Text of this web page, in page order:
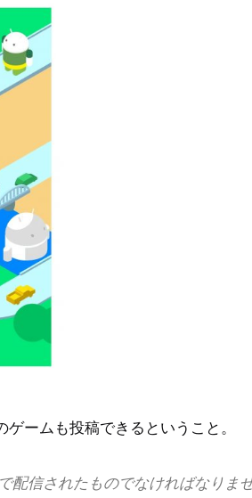
ームも投稿できるということ。
配信されたものでなければなりま